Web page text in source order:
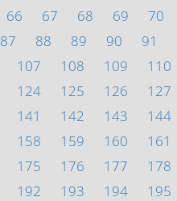
66 67 68 69 70
87 88 89 90 91
107 108 109 110
124 125 126 127
141 142 143 144
158 159 160 161
175 176 177 178
192 193 194 195